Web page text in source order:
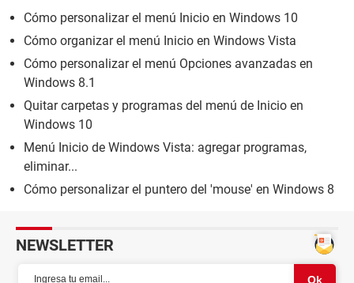
Cómo personalizar el menú Inicio en Windows 10
Cómo organizar el menú Inicio en Windows Vista
Cómo personalizar el menú Opciones avanzadas en
Windows 8.1
Quitar carpetas y programas del menú de Inicio en
Windows 10
Menú Inicio de Windows Vista: agregar programas,
eliminar...
Cómo personalizar el puntero del 'mouse' en Windows 8
NEWSLETTER